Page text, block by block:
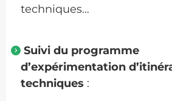
techniques…
Suivi du programme
d’expérimentation
techniques :